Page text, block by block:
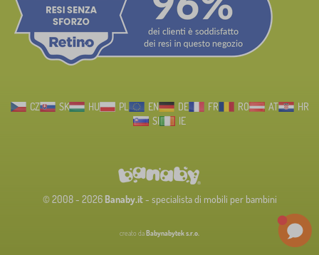
CZ SK HU PL EN DE FR RO AT
HR
SI
IE
© 2008 - 2026 Banaby.it- specialista di mobili per bambini
creato da Babynabytek s.r.o.